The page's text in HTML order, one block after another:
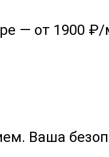
— от 1900
Ваша